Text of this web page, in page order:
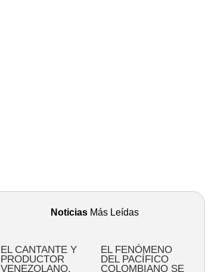
Noticias Más Leídas
EL CANTANTE Y
PRODUCTOR
VENEZOLANO,
EL FENÓMENO
DEL PACÍFICO
COLOMBIANO SE